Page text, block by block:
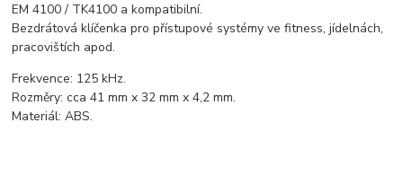
EM 4100 / TK4100 a kompatibilní.
Bezdrátová klíčenka pro přístupové systémy ve fitness, jídelnách,
pracovištích apod.
Frekvence: 125 kHz.
Rozměry: cca 41 mm x 32 mm x 4,2 mm.
Materiál: ABS.